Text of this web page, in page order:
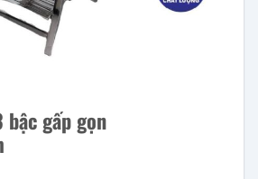
bậc gấp gọn